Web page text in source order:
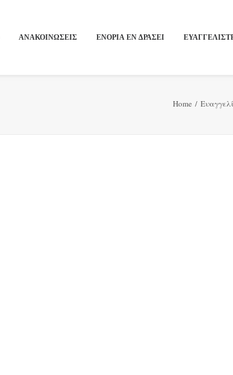
ΑΝΑΚΟΙΝΩΣΕΙΣ ΕΝΟΡΙΑ ΕΝ ΔΡΑΣΕΙ
Home